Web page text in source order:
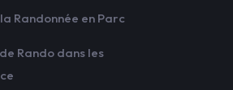
Randonnée en Parc
Rando dans les